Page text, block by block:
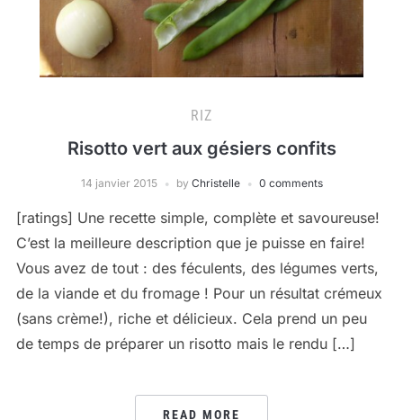
RIZ
Risotto vert aux gésiers confits
14 janvier 2015 by Christelle 0 comments
[ratings] Une recette simple, complète et savoureuse!
C’est la meilleure description que je puisse en faire!
Vous avez de tout : des féculents, des légumes verts,
de la viande et du fromage ! Pour un résultat crémeux
(sans crème!), riche et délicieux. Cela prend un peu
de temps de préparer un risotto mais le rendu […]
READ MORE